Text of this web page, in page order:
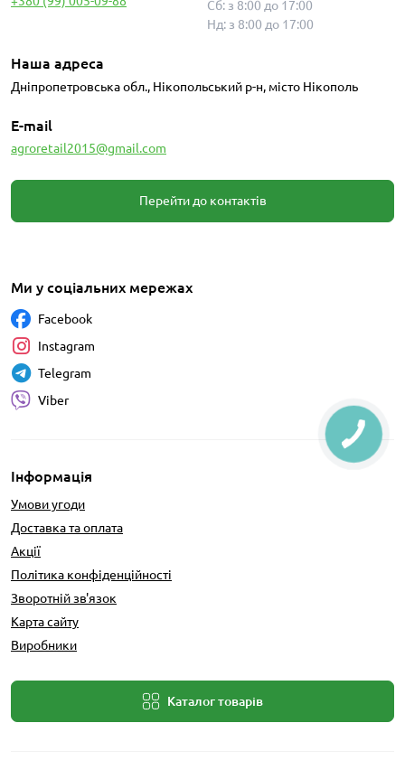
Сб: з 8:00 до 17:00
Нд: з 8:00 до 17:00
Наша адреса
Дніпропетровська обл., Нікопольський р-н, місто Нікополь
E-mail
agroretail2015@gmail.com
Перейти до контактів
Інформація
Умови угоди
Доставка та оплата
Акції
Політика конфіденційності
Зворотній зв'язок
Карта сайту
Виробники
Каталог товарів
Ми у соціальних мережах
Facebook
Instagram
Telegram
Viber